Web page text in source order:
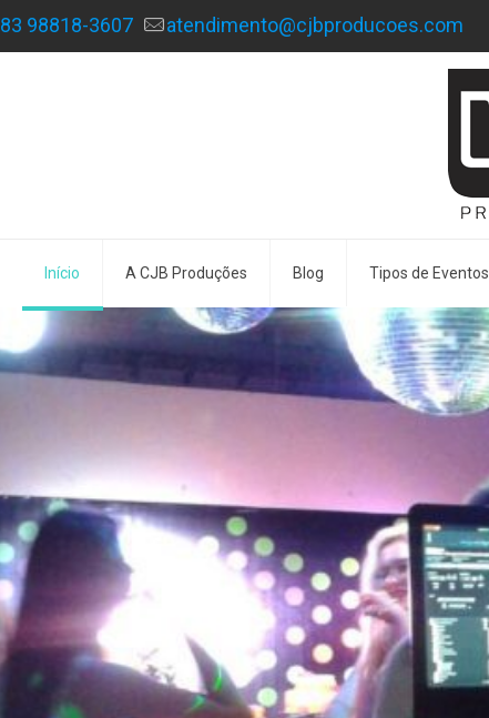
83 98818-3607 atendimento@cjbproducoes.com
Início A CJB Produções Blog Tipos de Eventos